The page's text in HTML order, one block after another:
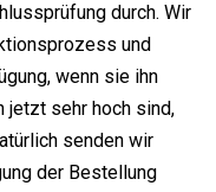
durch. Wir
und
wenn sie ihn
jetzt sehr hoch sind,
senden wir
der Bestellung